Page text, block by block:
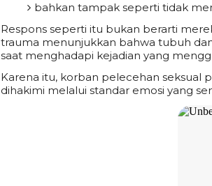
bahkan tampak seperti tidak
Respons seperti itu bukan berarti
trauma menunjukkan bahwa tubuh
saat menghadapi kejadian yang
Karena itu, korban pelecehan seksual
dihakimi melalui standar emosi yang